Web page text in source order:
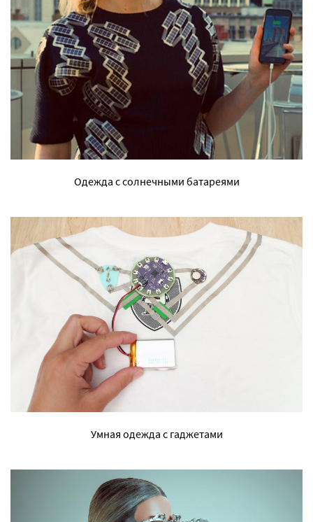
Одежда с солнечными батареями
Умная одежда с гаджетами